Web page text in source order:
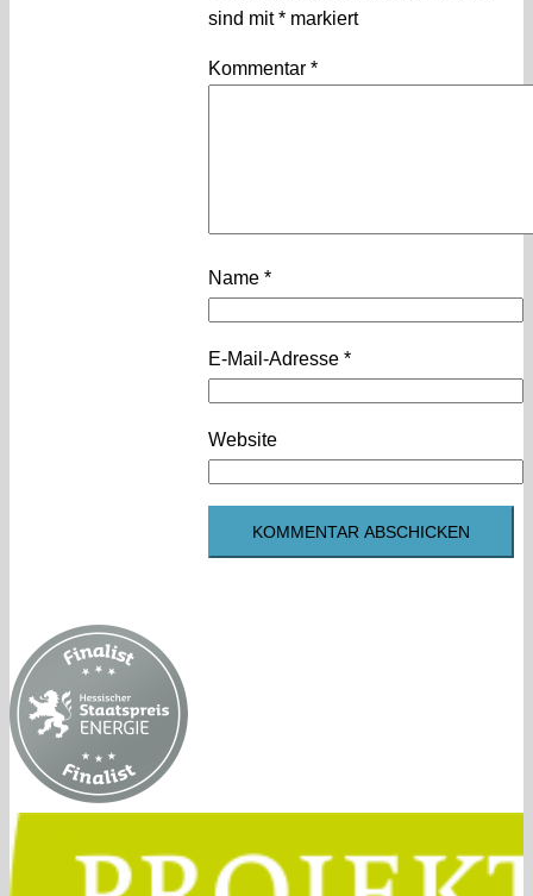
sind mit* markiert
Kommentar *
Name *
E-Mail-Adresse *
Website